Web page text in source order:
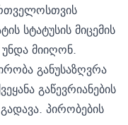
სტატუსის მიცემის
უნდა მიიღონ.
განუსაზღვრა
გაწევრიანების
პირობების